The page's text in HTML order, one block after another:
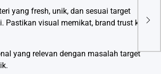
yang fresh, unik, dan sesuai target
Pastikan visual memikat, brand trust kuat,
yang relevan dengan masalah target